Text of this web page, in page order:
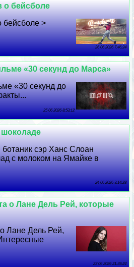
о бейсболе
бейсболе >
26 06 2026 7:46:24
«30 секунд до Марса»
«30 секунд до
25 06 2026 8:53:12
ботаник сэр Ханс Слоан
с молоком на Ямайке в
24 06 2026 3:14:28
о Лане Дель Рей, которые
Лане Дель Рей,
23 06 2026 21:39:24